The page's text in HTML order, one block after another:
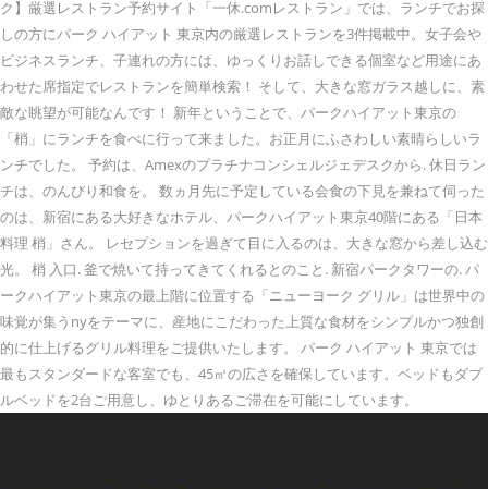
ク】厳選レストラン予約サイト「一休.comレストラン」では、ランチでお探
しの方にパーク ハイアット 東京内の厳選レストランを3件掲載中。女子会や
ビジネスランチ、子連れの方には、ゆっくりお話しできる個室など用途にあ
わせた席指定でレストランを簡単検索！ そして、大きな窓ガラス越しに、素
敵な眺望が可能なんです！ 新年ということで、パークハイアット東京の
「梢」にランチを食べに行って来ました。お正月にふさわしい素晴らしいラ
ンチでした。 予約は、Amexのプラチナコンシェルジェデスクから. 休日ラン
チは、のんびり和食を。 数ヵ月先に予定している会食の下見を兼ねて伺った
のは、新宿にある大好きなホテル、パークハイアット東京40階にある「日本
料理 梢」さん。 レセプションを過ぎて目に入るのは、大きな窓から差し込む
光。 梢 入口. 釜で焼いて持ってきてくれるとのこと. 新宿パークタワーの. パ
ークハイアット東京の最上階に位置する「ニューヨーク グリル」は世界中の
味覚が集うnyをテーマに、産地にこだわった上質な食材をシンプルかつ独創
的に仕上げるグリル料理をご提供いたします。 パーク ハイアット 東京では
最もスタンダードな客室でも、45㎡の広さを確保しています。ベッドもダブ
ルベッドを2台ご用意し、ゆとりあるご滞在を可能にしています。